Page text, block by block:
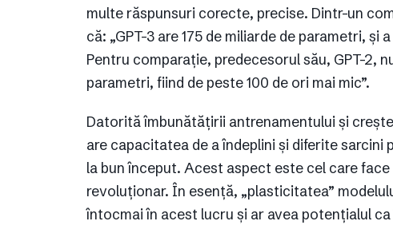
multe răspunsuri corecte, precise. Dintr-un
că: „GPT-3 are 175 de miliarde de parametri,
Pentru comparație, predecesorul său, GPT-2,
parametri, fiind de peste 100 de ori mai mic”.
Datorită îmbunătățirii antrenamentului și
are capacitatea de a îndeplini și diferite
la bun început. Acest aspect este cel care
revoluționar. În esență, „plasticitatea”
întocmai în acest lucru și ar avea potențialul